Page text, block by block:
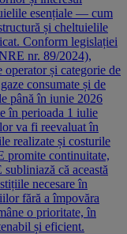
esențiale — cum
și cheltuielile
Conform legislației
nr. 89/2024),
și categorie de
consumate și de
până în iunie 2026
în perioada 1 iulie
va fi reevaluat în
realizate și costurile
promite continuitate,
că această
necesare în
fără a împovăra
o prioritate, în
și eficient.